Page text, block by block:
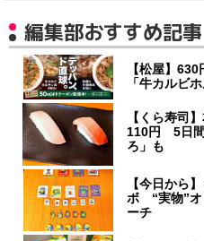
編集部おすすめ記事
【松屋】
「牛カルビ
【くら寿司
110円 5日
ろ」も
【今日から
ボ “実物”オ
ーチ